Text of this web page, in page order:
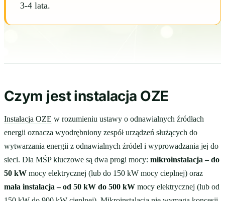
3-4 lata.
Czym jest instalacja OZE
Instalacja OZE w rozumieniu ustawy o odnawialnych źródłach
energii oznacza wyodrębniony zespół urządzeń służących do
wytwarzania energii z odnawialnych źródeł i wyprowadzania jej do
sieci. Dla MŚP kluczowe są dwa progi mocy: mikroinstalacja – do
50 kW mocy elektrycznej (lub do 150 kW mocy cieplnej) oraz
mała instalacja – od 50 kW do 500 kW mocy elektrycznej (lub od